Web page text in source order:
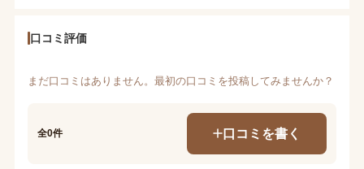
口コミ評価
まだ口コミはありません。最初の口コミを投稿してみませんか？
全0件 口コミを書く